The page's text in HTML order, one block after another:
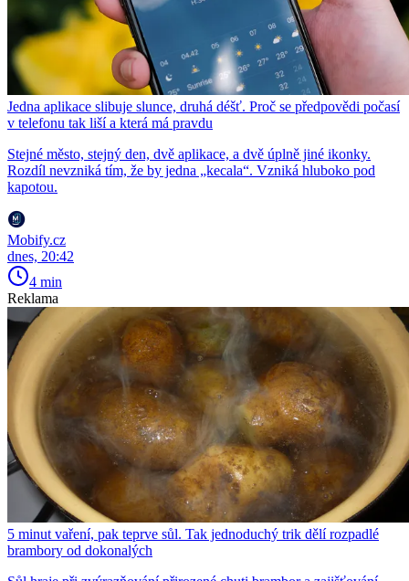
Jedna aplikace slibuje slunce, druhá déšť. Proč se předpovědi počasí
v telefonu tak liší a která má pravdu
Stejné město, stejný den, dvě aplikace, a dvě úplně jiné ikonky.
Rozdíl nevzniká tím, že by jedna „kecala“. Vzniká hluboko pod
kapotou.
Mobify.cz
dnes, 20:42
4 min
Reklama
5 minut vaření, pak teprve sůl. Tak jednoduchý trik dělí rozpadlé
brambory od dokonalých